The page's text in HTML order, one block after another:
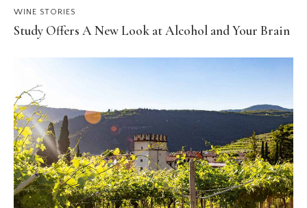
WINE STORIES
Study Offers A New Look at Alcohol and Your Brain